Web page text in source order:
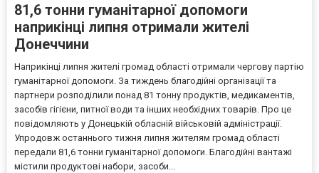
81,6 тонни гуманітарної допомоги
наприкінці липня отримали жителі
Донеччини
Наприкінці липня жителі громад області отримали чергову партію
гуманітарної допомоги. За тиждень благодійні організації та
партнери розподілили понад 81 тонну продуктів, медикаментів,
засобів гігієни, питної води та інших необхідних товарів. Про це
повідомляють у Донецькій обласній військовій адміністрації.
Упродовж останнього тижня липня жителям громад області
передали 81,6 тонни гуманітарної допомоги. Благодійні вантажі
містили продуктові набори, засоби...